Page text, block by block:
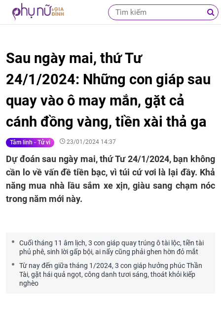
Sau ngày mai, thứ Tư
24/1/2024: Những con giáp sau
quay vào ô may mắn, gặt cả
cánh đồng vàng, tiền xài thả ga
Tâm linh - Tử vi 23/01/2024 14:37
Dự đoán sau ngày mai, thứ Tư 24/1/2024, bạn không
cần lo về vấn đề tiền bạc, vì túi cứ vơi là lại đầy. Khả
năng mua nhà lầu sắm xe xịn, giàu sang chạm nóc
trong năm mới này.
Cuối tháng 11 âm lịch, 3 con giáp quay trúng ô tài lộc, tiền tài
phủ phê, sinh lời gấp bội, ai nấy cũng phải ghen hờn đỏ mắt
Từ nay đến giữa tháng 1/2024, 3 con giáp hưởng phúc Thần
Tài, gặt hái quả ngọt, công danh tươi sáng, thoát khỏi kiếp
nghèo